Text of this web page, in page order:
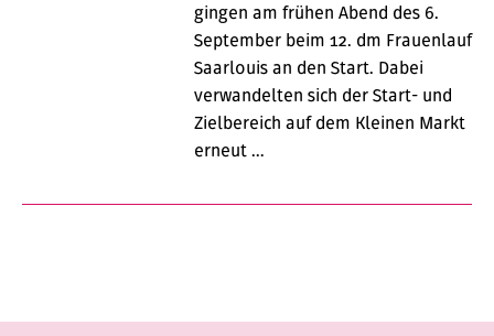
gingen am frühen Abend des 6.
September beim 12. dm Frauenlauf
Saarlouis an den Start. Dabei
verwandelten sich der Start- und
Zielbereich auf dem Kleinen Markt
erneut …